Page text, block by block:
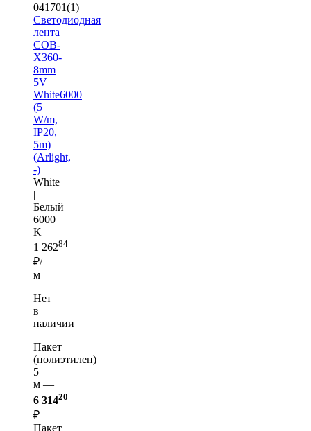
041701(1)
Светодиодная
лента
COB-
X360-
8mm
5V
White6000
(5
W/m,
IP20,
5m)
(Arlight,
-)
White
|
Белый
6000
K
1 26284
₽/
м
Нет
в
наличии
Пакет
(полиэтилен)
5
м —
6 31420
₽
Пакет